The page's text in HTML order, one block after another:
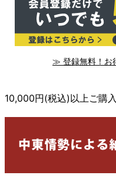
≫ 登録無料！お
10,000円(税込)以上ご購